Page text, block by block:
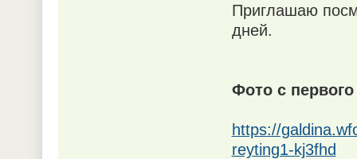
Приглашаю
дней.
Фото с
https://
reyting1-kj3fhd